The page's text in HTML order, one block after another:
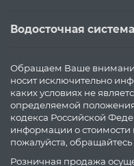
Водосточная система
Обращаем Ваше
носит исключительно
каких условиях не
определяемой
кодекса Российской
информации о стоимости
пожалуйста,
Розничная продажа